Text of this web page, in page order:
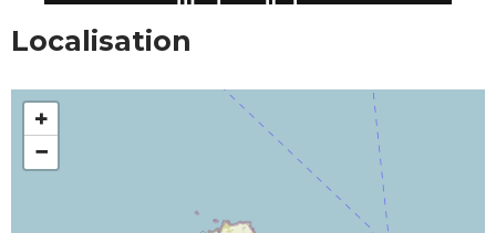
Localisation
+
−